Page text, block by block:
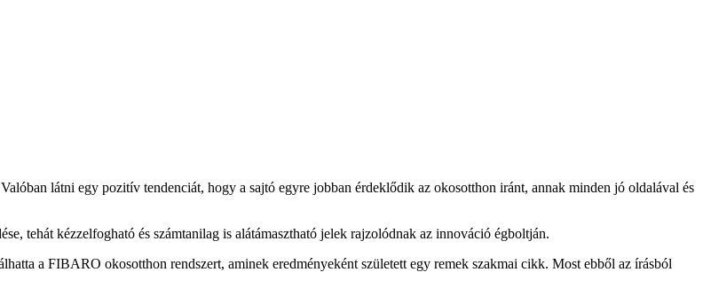
látni egy pozitív tendenciát, hogy a sajtó egyre jobban érdeklődik az okosotthon iránt, annak minden jó oldalával és
tehát kézzelfogható és számtanilag is alátámasztható jelek rajzolódnak az innováció égboltján.
a FIBARO okosotthon rendszert, aminek eredményeként született egy remek szakmai cikk. Most ebből az írásból